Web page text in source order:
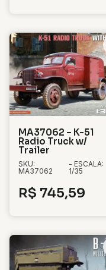
MA37062 – K-51
Radio Truck w/
Trailer
SKU:
MA37062
- ESCALA:
1/35
R$ 745,59